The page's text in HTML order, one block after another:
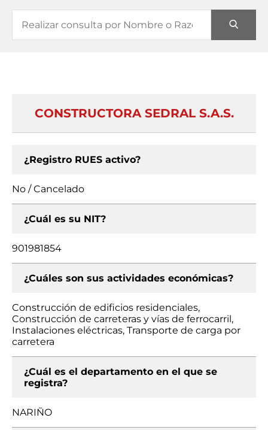
CONSTRUCTORA SEDRAL S.A.S.
¿Registro RUES activo?
No / Cancelado
¿Cuál es su NIT?
901981854
¿Cuáles son sus actividades económicas?
Construcción de edificios residenciales,
Construcción de carreteras y vías de ferrocarril,
Instalaciones eléctricas, Transporte de carga por
carretera
¿Cuál es el departamento en el que se
registra?
NARIÑO